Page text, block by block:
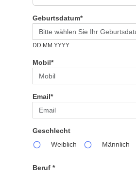
Geburtsdatum*
DD.MM.YYYY
Mobil*
Email*
Geschlecht
Weiblich
Männlich
Beruf *